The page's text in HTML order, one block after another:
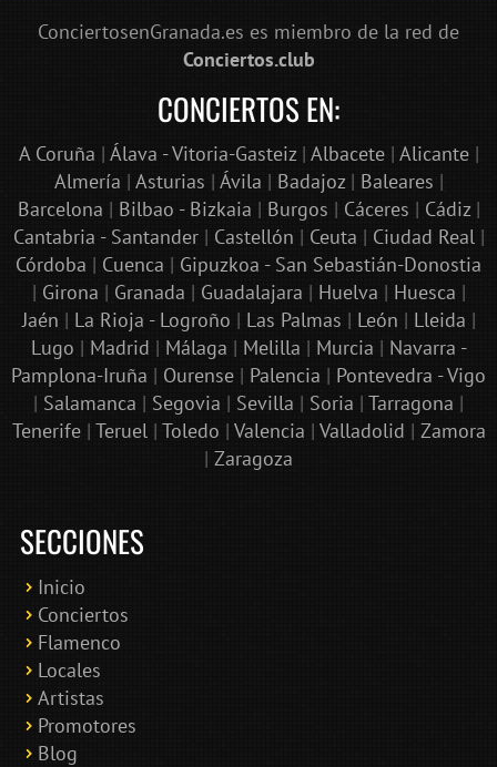
ConciertosenGranada.es es miembro de la red de
Conciertos.club
CONCIERTOS EN:
A Coruña | Álava - Vitoria-Gasteiz| Albacete| Alicante|
Almería | Asturias | Ávila | Badajoz| Baleares |
Barcelona | Bilbao - Bizkaia | Burgos | Cáceres | Cádiz|
Cantabria - Santander| Castellón | Ceuta | Ciudad Real|
Córdoba | Cuenca | Gipuzkoa - San Sebastián-Donostia
| Girona | Granada | Guadalajara | Huelva | Huesca |
Jaén | La Rioja - Logroño | Las Palmas | León | Lleida |
Lugo | Madrid | Málaga | Melilla | Murcia | Navarra -
Pamplona-Iruña | Ourense | Palencia | Pontevedra - Vigo
| Salamanca | Segovia | Sevilla | Soria | Tarragona |
Tenerife| Teruel| Toledo | Valencia | Valladolid | Zamora
| Zaragoza
SECCIONES
Inicio
Conciertos
Flamenco
Locales
Artistas
Promotores
Blog